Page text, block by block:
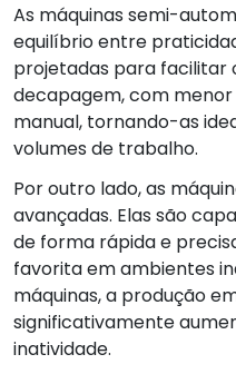
As máquinas semi-
equilíbrio entre
projetadas para facilitar
decapagem, com
manual, tornando-as
volumes de trabalho.
Por outro lado, as
avançadas. Elas são
de forma rápida e
favorita em ambientes
máquinas, a produção
significativamente
inatividade.